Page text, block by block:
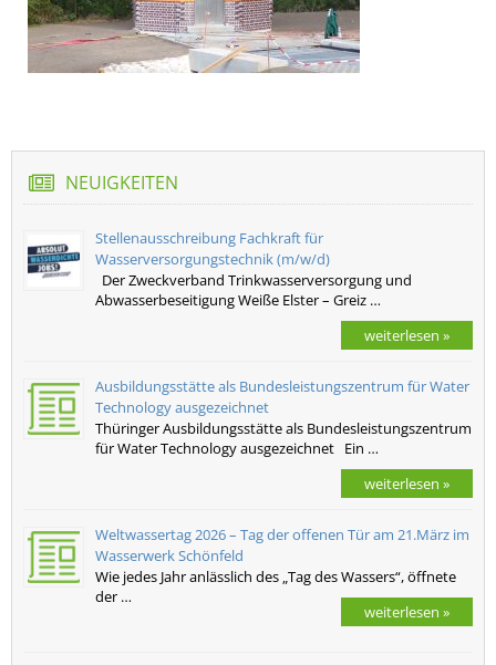
NEUIGKEITEN
Stellenausschreibung Fachkraft für
Wasserversorgungstechnik (m/w/d)
Der Zweckverband Trinkwasserversorgung und
Abwasserbeseitigung Weiße Elster – Greiz …
weiterlesen »
Ausbildungsstätte als Bundesleistungszentrum für Water
Technology ausgezeichnet
Thüringer Ausbildungsstätte als Bundesleistungszentrum
für Water Technology ausgezeichnet Ein …
weiterlesen »
Weltwassertag 2026 – Tag der offenen Tür am 21.März im
Wasserwerk Schönfeld
Wie jedes Jahr anlässlich des „Tag des Wassers“, öffnete
der …
weiterlesen »